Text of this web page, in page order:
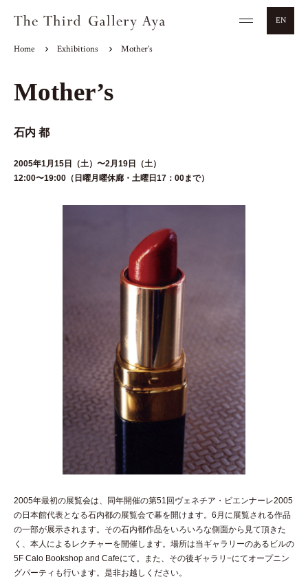
EN
Home Exhibitions Mother’s
Mother’s
石内 都
2005年1月15日（土）〜2月19日（土）
12:00〜19:00（日曜月曜休廊・土曜日17：00まで）
2005年最初の展覧会は、同年開催の第51回ヴェネチア・ビエンナーレ2005
の日本館代表となる石内都の展覧会で幕を開けます。6月に展覧される作品
の一部が展示されます。その石内都作品をいろいろな側面から見て頂きた
く、本人によるレクチャーを開催します。場所は当ギャラリーのあるビルの
5F Calo Bookshop and Cafeにて。また、その後ギャラリ−にてオープニン
グパーティも行います。是非お越しください。